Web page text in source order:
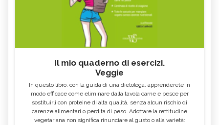
DAINO, CARATTERISTICHE PIPISTRELLO, CARATTERISTICHE
CAMMELLO, CARATTERISTICHE
SANTUARI PER ANIMALI, DI COSA SI
PROCESSIONARIA, COS'È
POLLAIO SOCIALE, DI COSA SI
BOMBI, API SELVATICHE DA
PRESERVARE
Il mio quaderno di esercizi.
Veggie
In questo libro, con la guida di una dietologa, apprenderete in
modo efficace come eliminare dalla tavola carne e pesce per
sostituirli con proteine di alta qualità, senza alcun rischio di
carenze alimentari o perdita di peso. Adottare la rettitudine
vegetariana non significa rinunciare al gusto o alla varietà: